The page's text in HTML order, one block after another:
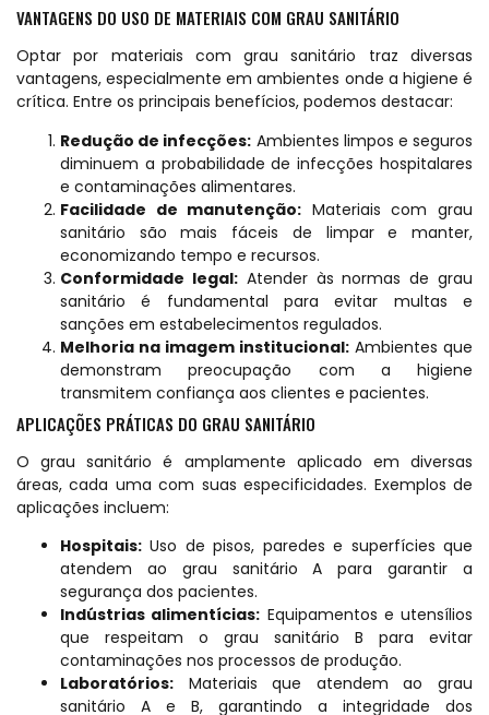
VANTAGENS DO USO DE MATERIAIS COM GRAU SANITÁRIO
Optar por materiais com grau sanitário traz diversas
vantagens, especialmente em ambientes onde a higiene é
crítica. Entre os principais benefícios, podemos destacar:
Redução de infecções: Ambientes limpos e seguros
diminuem a probabilidade de infecções hospitalares
e contaminações alimentares.
Facilidade de manutenção: Materiais com grau
sanitário são mais fáceis de limpar e manter,
economizando tempo e recursos.
Conformidade legal:Atender às normas de grau
sanitário é fundamental para evitar multas e
sanções em estabelecimentos regulados.
Melhoria na imagem institucional: Ambientes que
demonstram preocupação com a higiene
transmitem confiança aos clientes e pacientes.
APLICAÇÕES PRÁTICAS DO GRAU SANITÁRIO
O grau sanitário é amplamente aplicado em diversas
áreas, cada uma com suas especificidades. Exemplos de
aplicações incluem:
Hospitais: Uso de pisos, paredes e superfícies que
atendem ao grau sanitário A para garantir a
segurança dos pacientes.
Indústrias alimentícias: Equipamentos e utensílios
que respeitam o grau sanitário B para evitar
contaminações nos processos de produção.
Laboratórios: Materiais que atendem ao grau
sanitário A e B, garantindo a integridade dos